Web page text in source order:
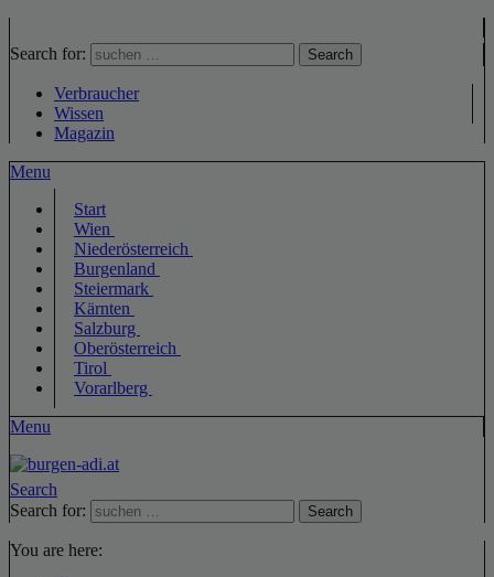
Search for: Search
Verbraucher
Wissen
Magazin
Menu
Start
Wien
Niederösterreich
Burgenland
Steiermark
Kärnten
Salzburg
Oberösterreich
Tirol
Vorarlberg
Menu
Search
Search for:
Search
You are here: